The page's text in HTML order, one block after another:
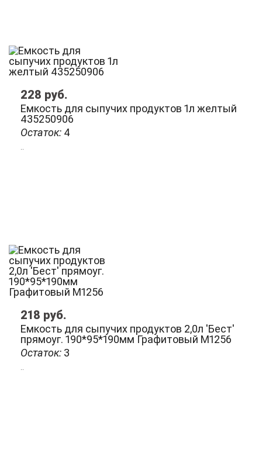
Остаток: 4
Емкость для сыпучих продуктов 1л желтый
435250906
228 руб.
Остаток: 3
Емкость для сыпучих продуктов 2,0л 'Бест'
прямоуг. 190*95*190мм Графитовый М1256
218 руб.